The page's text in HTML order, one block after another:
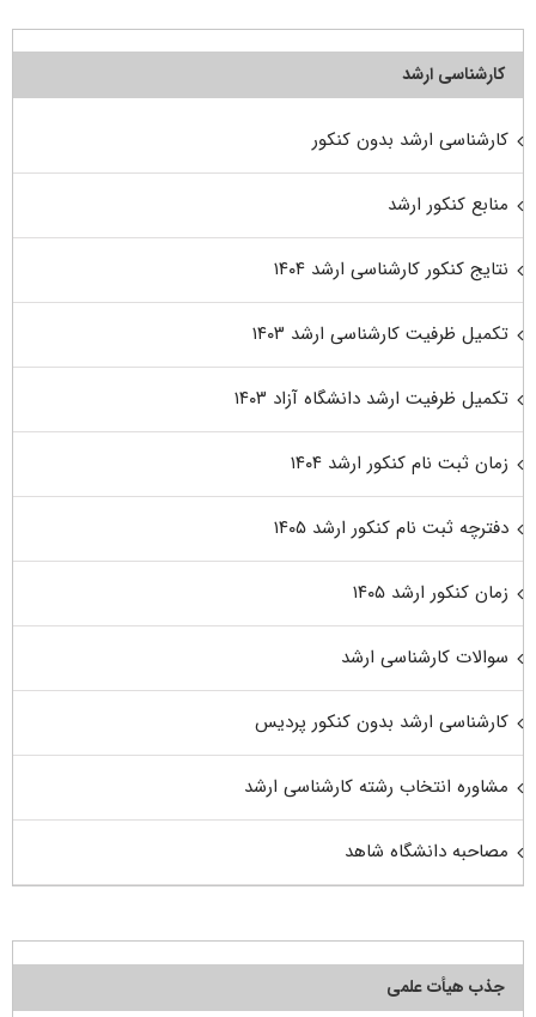
کارشناسی ارشد
کارشناسی ارشد بدون کنکور
منابع کنکور ارشد
نتایج کنکور کارشناسی ارشد ۱۴۰۴
تکمیل ظرفیت کارشناسی ارشد ۱۴۰۳
تکمیل ظرفیت ارشد دانشگاه آزاد ۱۴۰۳
زمان ثبت نام کنکور ارشد ۱۴۰۴
دفترچه ثبت نام کنکور ارشد ۱۴۰۵
زمان کنکور ارشد ۱۴۰۵
سوالات کارشناسی ارشد
کارشناسی ارشد بدون کنکور پردیس
مشاوره انتخاب رشته کارشناسی ارشد
مصاحبه دانشگاه شاهد
جذب هیأت علمی